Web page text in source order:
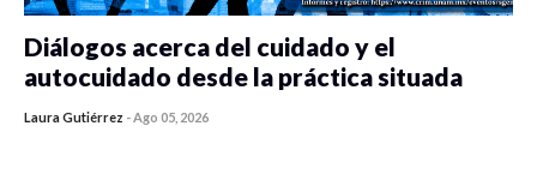
Diálogos acerca del cuidado y el
autocuidado desde la práctica situada
Laura Gutiérrez -Ago 05, 2026